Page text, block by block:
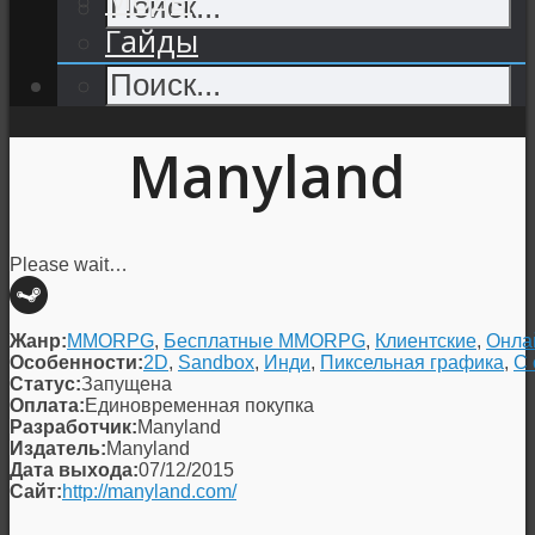
Гайды
Manyland
Please wait…
Жанр:MMORPG, Бесплатные MMORPG, Клиентские,
Особенности:2D, Sandbox, Инди, Пиксельная графика, С
Статус:Запущена
Оплата:Единовременная покупка
Разработчик:Manyland
Издатель:Manyland
Дата выхода:07/12/2015
Сайт:http://manyland.com/